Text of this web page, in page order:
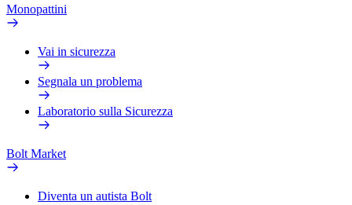
Monopattini
Vai in sicurezza
Segnala un problema
Laboratorio sulla Sicurezza
Bolt Market
Diventa un autista Bolt